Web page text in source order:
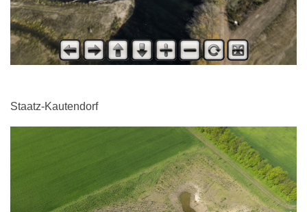
Staatz-Kautendorf